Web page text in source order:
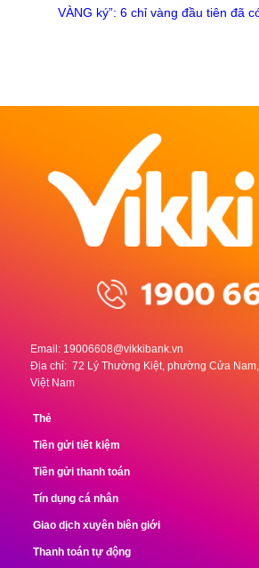
VÀNG ký”: 6 chỉ vàng đầu tiên đã
Email: 19006608@vikkibank.vn
Địa chỉ: 72 Lý Thường Kiệt, phường Cửa
Việt Nam
Thẻ
Tiền gửi tiết kiệm
Tiền gửi thanh toán
Tín dụng cá nhân
Giao dịch xuyên biên giới
Thanh toán tự động